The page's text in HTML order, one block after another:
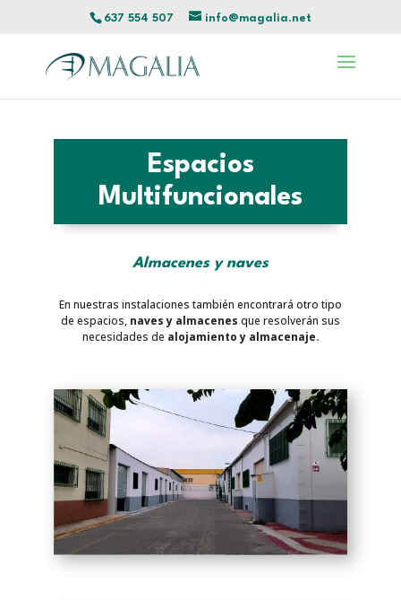
637 554 507 info@magalia.net
Espacios
Multifuncionales
Almacenes y naves
En nuestras instalaciones también encontrará otro tipo
de espacios, naves y almacenes que resolverán sus
necesidades de alojamiento y almacenaje.